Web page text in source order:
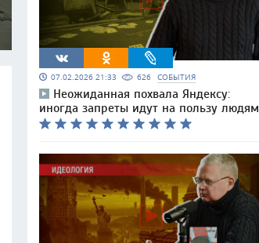
07.02.2026 21:33 626 СОБЫТИЯ
Неожиданная похвала Яндексу:
иногда запреты идут на пользу людям